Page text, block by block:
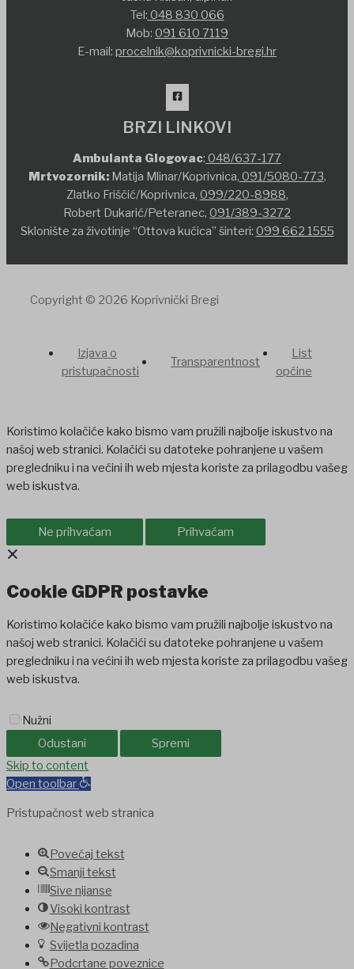
Tel: 048 830 066
Mob: 091 610 7119
E-mail: procelnik@koprivnicki-bregi.hr
BRZI LINKOVI
Ambulanta Glogovac: 048/637-177
Mrtvozornik:Matija Mlinar/Koprivnica, 091/5080-773,
Zlatko Friščić/Koprivnica, 099/220-8988,
Robert Dukarić/Peteranec, 091/389-3272
Sklonište za životinje “Ottova kućica” šinteri: 099 662 1555
Copyright © 2026 Koprivnički Bregi
Izjava o
pristupačnosti
Transparentnost
List
općine
Koristimo kolačiće kako bismo vam pružili najbolje iskustvo na
našoj web stranici. Kolačići su datoteke pohranjene u vašem
pregledniku i na većini ih web mjesta koriste za prilagodbu vašeg
web iskustva.
Ne prihvaćam Prihvaćam
×
Cookie GDPR postavke
Koristimo kolačiće kako bismo vam pružili najbolje iskustvo na
našoj web stranici. Kolačići su datoteke pohranjene u vašem
pregledniku i na većini ih web mjesta koriste za prilagodbu vašeg
web iskustva.
Nužni
Odustani
Spremi
Skip to content
Open toolbar
Pristupačnost web stranica
Povećaj tekst
Smanji tekst
Sive nijanse
Visoki kontrast
Negativni kontrast
Svijetla pozadina
Podcrtane poveznice